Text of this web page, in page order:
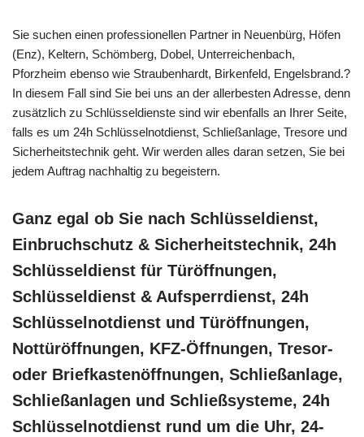
Sie suchen einen professionellen Partner in Neuenbürg, Höfen
(Enz), Keltern, Schömberg, Dobel, Unterreichenbach,
Pforzheim ebenso wie Straubenhardt, Birkenfeld, Engelsbrand.?
In diesem Fall sind Sie bei uns an der allerbesten Adresse, denn
zusätzlich zu Schlüsseldienste sind wir ebenfalls an Ihrer Seite,
falls es um 24h Schlüsselnotdienst, Schließanlage, Tresore und
Sicherheitstechnik geht. Wir werden alles daran setzen, Sie bei
jedem Auftrag nachhaltig zu begeistern.
Ganz egal ob Sie nach Schlüsseldienst,
Einbruchschutz & Sicherheitstechnik, 24h
Schlüsseldienst für Türöffnungen,
Schlüsseldienst & Aufsperrdienst, 24h
Schlüsselnotdienst und Türöffnungen,
Nottüröffnungen, KFZ-Öffnungen, Tresor-
oder Briefkastenöffnungen, Schließanlage,
Schließanlagen und Schließsysteme, 24h
Schlüsselnotdienst rund um die Uhr, 24-